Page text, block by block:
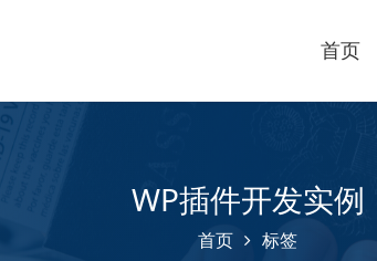
首页
WP插件开发实例
首页 标签